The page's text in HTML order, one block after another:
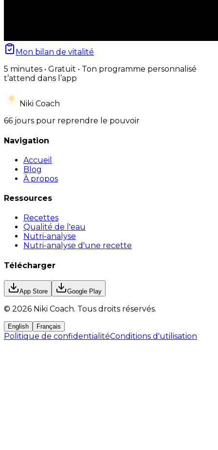
Mon bilan de vitalité
5 minutes • Gratuit • Ton programme personnalisé
t’attend dans l’app
Niki Coach
66 jours pour reprendre le pouvoir
Navigation
Accueil
Blog
À propos
Ressources
Recettes
Qualité de l'eau
Nutri-analyse
Nutri-analyse d'une recette
Télécharger
App Store Google Play
© 2026 Niki Coach. Tous droits réservés.
English Français
Politique de confidentialitéConditions d'utilisation